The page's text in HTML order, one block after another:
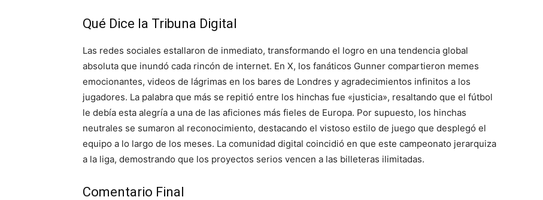
Qué Dice la Tribuna Digital
Las redes sociales estallaron de inmediato, transformando el logro en una tendencia global
absoluta que inundó cada rincón de internet. En X, los fanáticos Gunner compartieron memes
emocionantes, videos de lágrimas en los bares de Londres y agradecimientos infinitos a los
jugadores. La palabra que más se repitió entre los hinchas fue «justicia», resaltando que el fútbol
le debía esta alegría a una de las aficiones más fieles de Europa. Por supuesto, los hinchas
neutrales se sumaron al reconocimiento, destacando el vistoso estilo de juego que desplegó el
equipo a lo largo de los meses. La comunidad digital coincidió en que este campeonato jerarquiza
a la liga, demostrando que los proyectos serios vencen a las billeteras ilimitadas.
Comentario Final